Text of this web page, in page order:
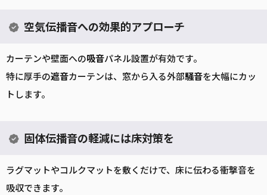
空気伝播音への効果的アプローチ
カーテンや壁面への吸音パネル設置が有効です。
特に厚手の遮音カーテンは、窓から入る外部騒音を大幅にカッ
トします。
固体伝播音の軽減には床対策を
ラグマットやコルクマットを敷くだけで、床に伝わる衝撃音を
吸収できます。